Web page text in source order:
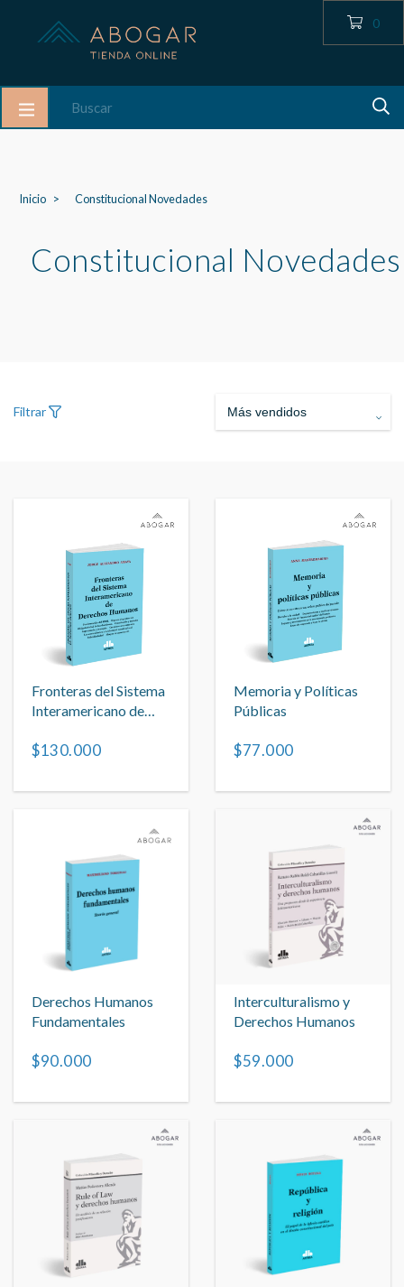
0
Inicio Constitucional Novedades
Constitucional Novedades
Filtrar
Fronteras del Sistema
Interamericano de
$130.000
Memoria y Políticas
Públicas
$77.000
Derechos Humanos
Fundamentales
$90.000
Interculturalismo y
Derechos Humanos
$59.000